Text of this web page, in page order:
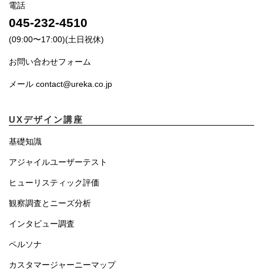
電話
045-232-4510
(09:00〜17:00)(土日祝休)
お問い合わせフォーム
メール contact@ureka.co.jp
UXデザイン講座
基礎知識
アジャイルユーザーテスト
ヒューリスティック評価
観察調査とニーズ分析
インタビュー調査
ペルソナ
カスタマージャーニーマップ